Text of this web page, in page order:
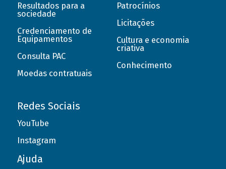
Resultados para a
sociedade
Credenciamento de
Equipamentos
Consulta PAC
Moedas contratuais
Patrocínios
Licitações
Cultura e economia
criativa
Conhecimento
Redes Sociais
YouTube
Instagram
Ajuda